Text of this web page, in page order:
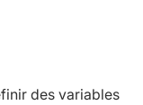
des variables